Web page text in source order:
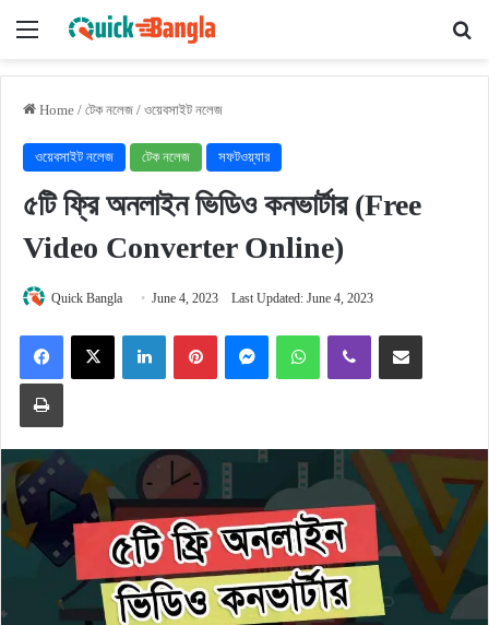
Menu
Home / টেক নলেজ / ওয়েবসাইট নলেজ
ওয়েবসাইট নলেজ টেক নলেজ সফটওয়্যার
৫টি ফ্রি অনলাইন ভিডিও কনভার্টার (Free
Video Converter Online)
Quick Bangla June 4, 2023 Last Updated: June 4, 2023
FacebookX LinkedInPinterestMessengerWhatsAppViber Share via Email
Print